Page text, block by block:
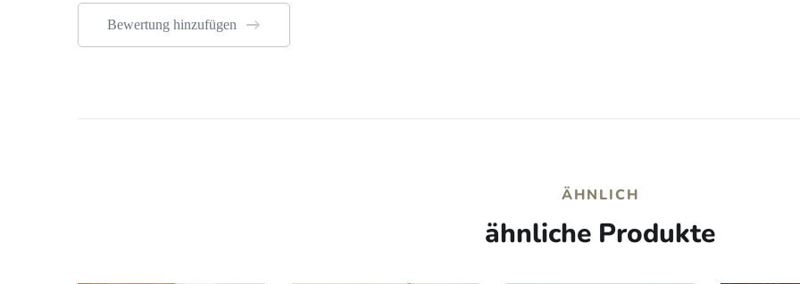
Bewertung hinzufügen
ÄHNLICH
ähnliche Produkte